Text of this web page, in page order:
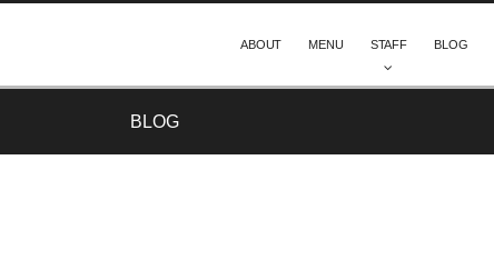
ABOUT MENU STAFF BLOG
BLOG